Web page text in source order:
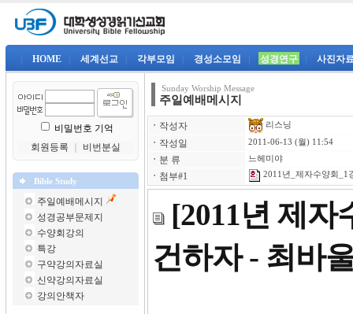
HOME 세계선교 각부모임 경성소모임 성경연구 사진자
비밀번호 기억
회원등록
비번분실
Bible Study
주일예배메시지
성경공부문제지
수양회강의
특강
구약강의자료실
신약강의자료실
강의안책자
Sunday Worship Message
주일예배메시지
ㆍ 작성자 리스닝
ㆍ 작성일 2011-06-13 (월) 11:54
ㆍ 분 류 느헤미야
ㆍ 첨부#1 2011년_제자수양회_1
[2011년 제자
건하자 - 최바